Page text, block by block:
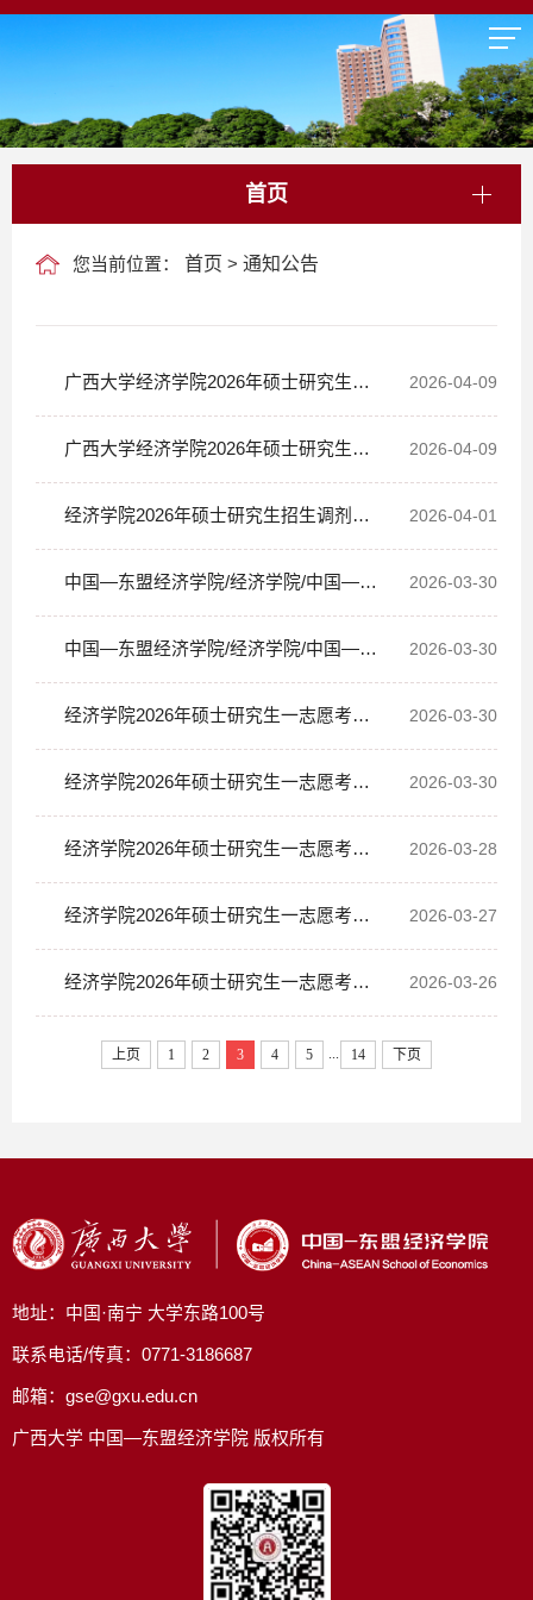
首页
您当前位置： 首页 > 通知公告
2026-04-09
广西大学经济学院2026年硕士研究生复
试名单公示2（调剂） 2026-04-09
广西大学经济学院2026年硕士研究生复
试名单公示（调剂） 2026-04-01
经济学院2026年硕士研究生招生调剂复
试录取办法的补充说明 2026-03-30
中国—东盟经济学院/经济学院/中国—东
盟金融合作学院2026年本科生转专业工作细 2026-03-30
中国—东盟经济学院/经济学院/中国—东
盟金融合作学院金融学专业2024级专业方向
分流实施细则
2026-03-30
经济学院2026年硕士研究生一志愿考生
复试成绩公示（五） 2026-03-30
经济学院2026年硕士研究生一志愿考生
复试成绩公示（四） 2026-03-28
经济学院2026年硕士研究生一志愿考生
复试成绩公示（三） 2026-03-27
经济学院2026年硕士研究生一志愿考生
复试成绩公示 （二） 2026-03-26
经济学院2026年硕士研究生一志愿考生
复试成绩公示 （一）
上页 1 2 3 4 5 14 下页
地址：中国·南宁 大学东路100号
联系电话/传真：0771-3186687
邮箱：gse@gxu.edu.cn
广西大学 中国—东盟经济学院 版权所有